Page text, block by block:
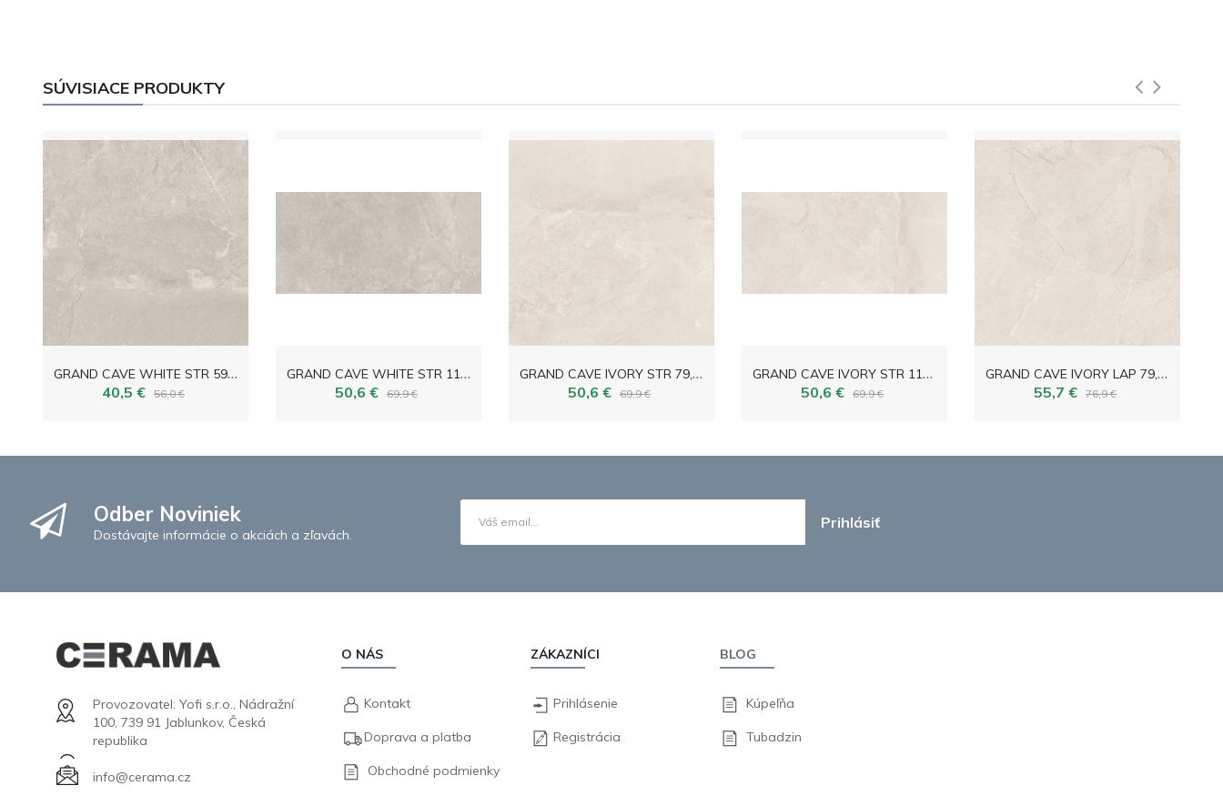
SÚVISIACE PRODUKTY
G
RAND CAVE WHITE STR 59,8x59,8
40,5 € 56,0 €
G
RAND CAVE WHITE STR 119,8x59,8
50,6 € 69,9 €
G
RAND CAVE IVORY STR 79,8x79,8
50,6 € 69,9 €
G
RAND CAVE IVORY STR 119,8x59,8
50,6 € 69,9 €
G
RAND CAVE IVORY LAP 79,8x79,8
55,7 € 76,9 €
Odber Noviniek
Dostávajte informácie o akciách a zľavách.
Prihlásiť
Provozovatel: Yofi s.r.o., Nádražní
100, 739 91 Jablunkov, Česká
republika
info@cerama.cz
O NÁS
Kontakt
Doprava a platba
Obchodné podmienky
ZÁKAZNÍCI
Prihlásenie
Registrácia
BLOG
Kúpeľňa
Tubadzin